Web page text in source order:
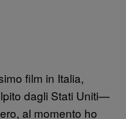
film in Italia,
dagli Stati Uniti—
al momento ho